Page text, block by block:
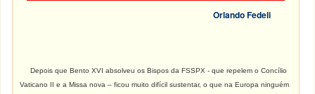
Orlando Fedeli
Depois que Bento XVI absolveu os Bispos da FSSPX - que repelem o Concílio
Vaticano II e a Missa nova – ficou muito difícil sustentar, o que na Europa ninguém